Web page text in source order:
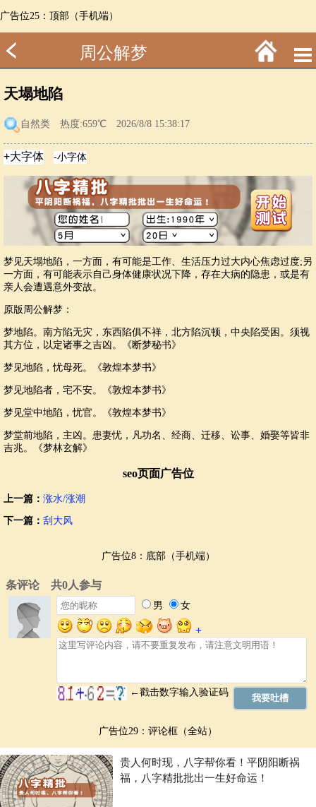
广告位25：顶部（手机端）
周公解梦
天塌地陷
自然类 热度:659℃ 2026/8/8 15:38:17
梦见天塌地陷，一方面，有可能是工作、生活压力过大内心焦虑过度;另
一方面，有可能表示自己身体健康状况下降，存在大病的隐患，或是有
亲人会遭遇意外变故。
原版周公解梦：
梦地陷。南方陷无灾，东西陷俱不祥，北方陷沉顿，中央陷受困。须视
其方位，以定诸事之吉凶。《断梦秘书》
梦见地陷，忧母死。《敦煌本梦书》
梦见地陷者，宅不安。《敦煌本梦书》
梦见堂中地陷，忧官。《敦煌本梦书》
梦堂前地陷，主凶。患妻忧，凡功名、经商、迁移、讼事、婚娶等皆非
吉兆。《梦林玄解》
seo页面广告位
上一篇： 涨水/涨潮
下一篇： 刮大风
广告位8：底部（手机端）
广告位29：评论框（全站）
贵人何时现，八字帮你看！平阴阳断祸
福，八字精批批出一生好命运！